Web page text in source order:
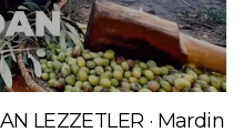
LEZZETLER · Mardin